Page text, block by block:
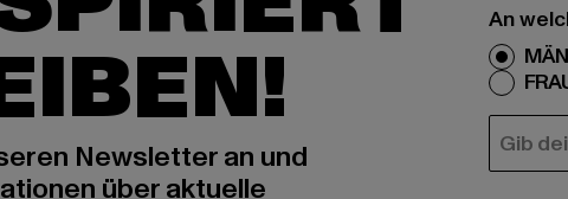
Newsletter an und
über aktuelle
An
E-MAIL